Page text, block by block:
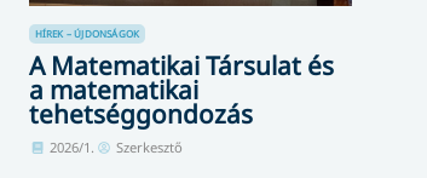
HÍREK – ÚJDONSÁGOK
A Matematikai Társulat és
a matematikai
tehetséggondozás
2026/1. Szerkesztő